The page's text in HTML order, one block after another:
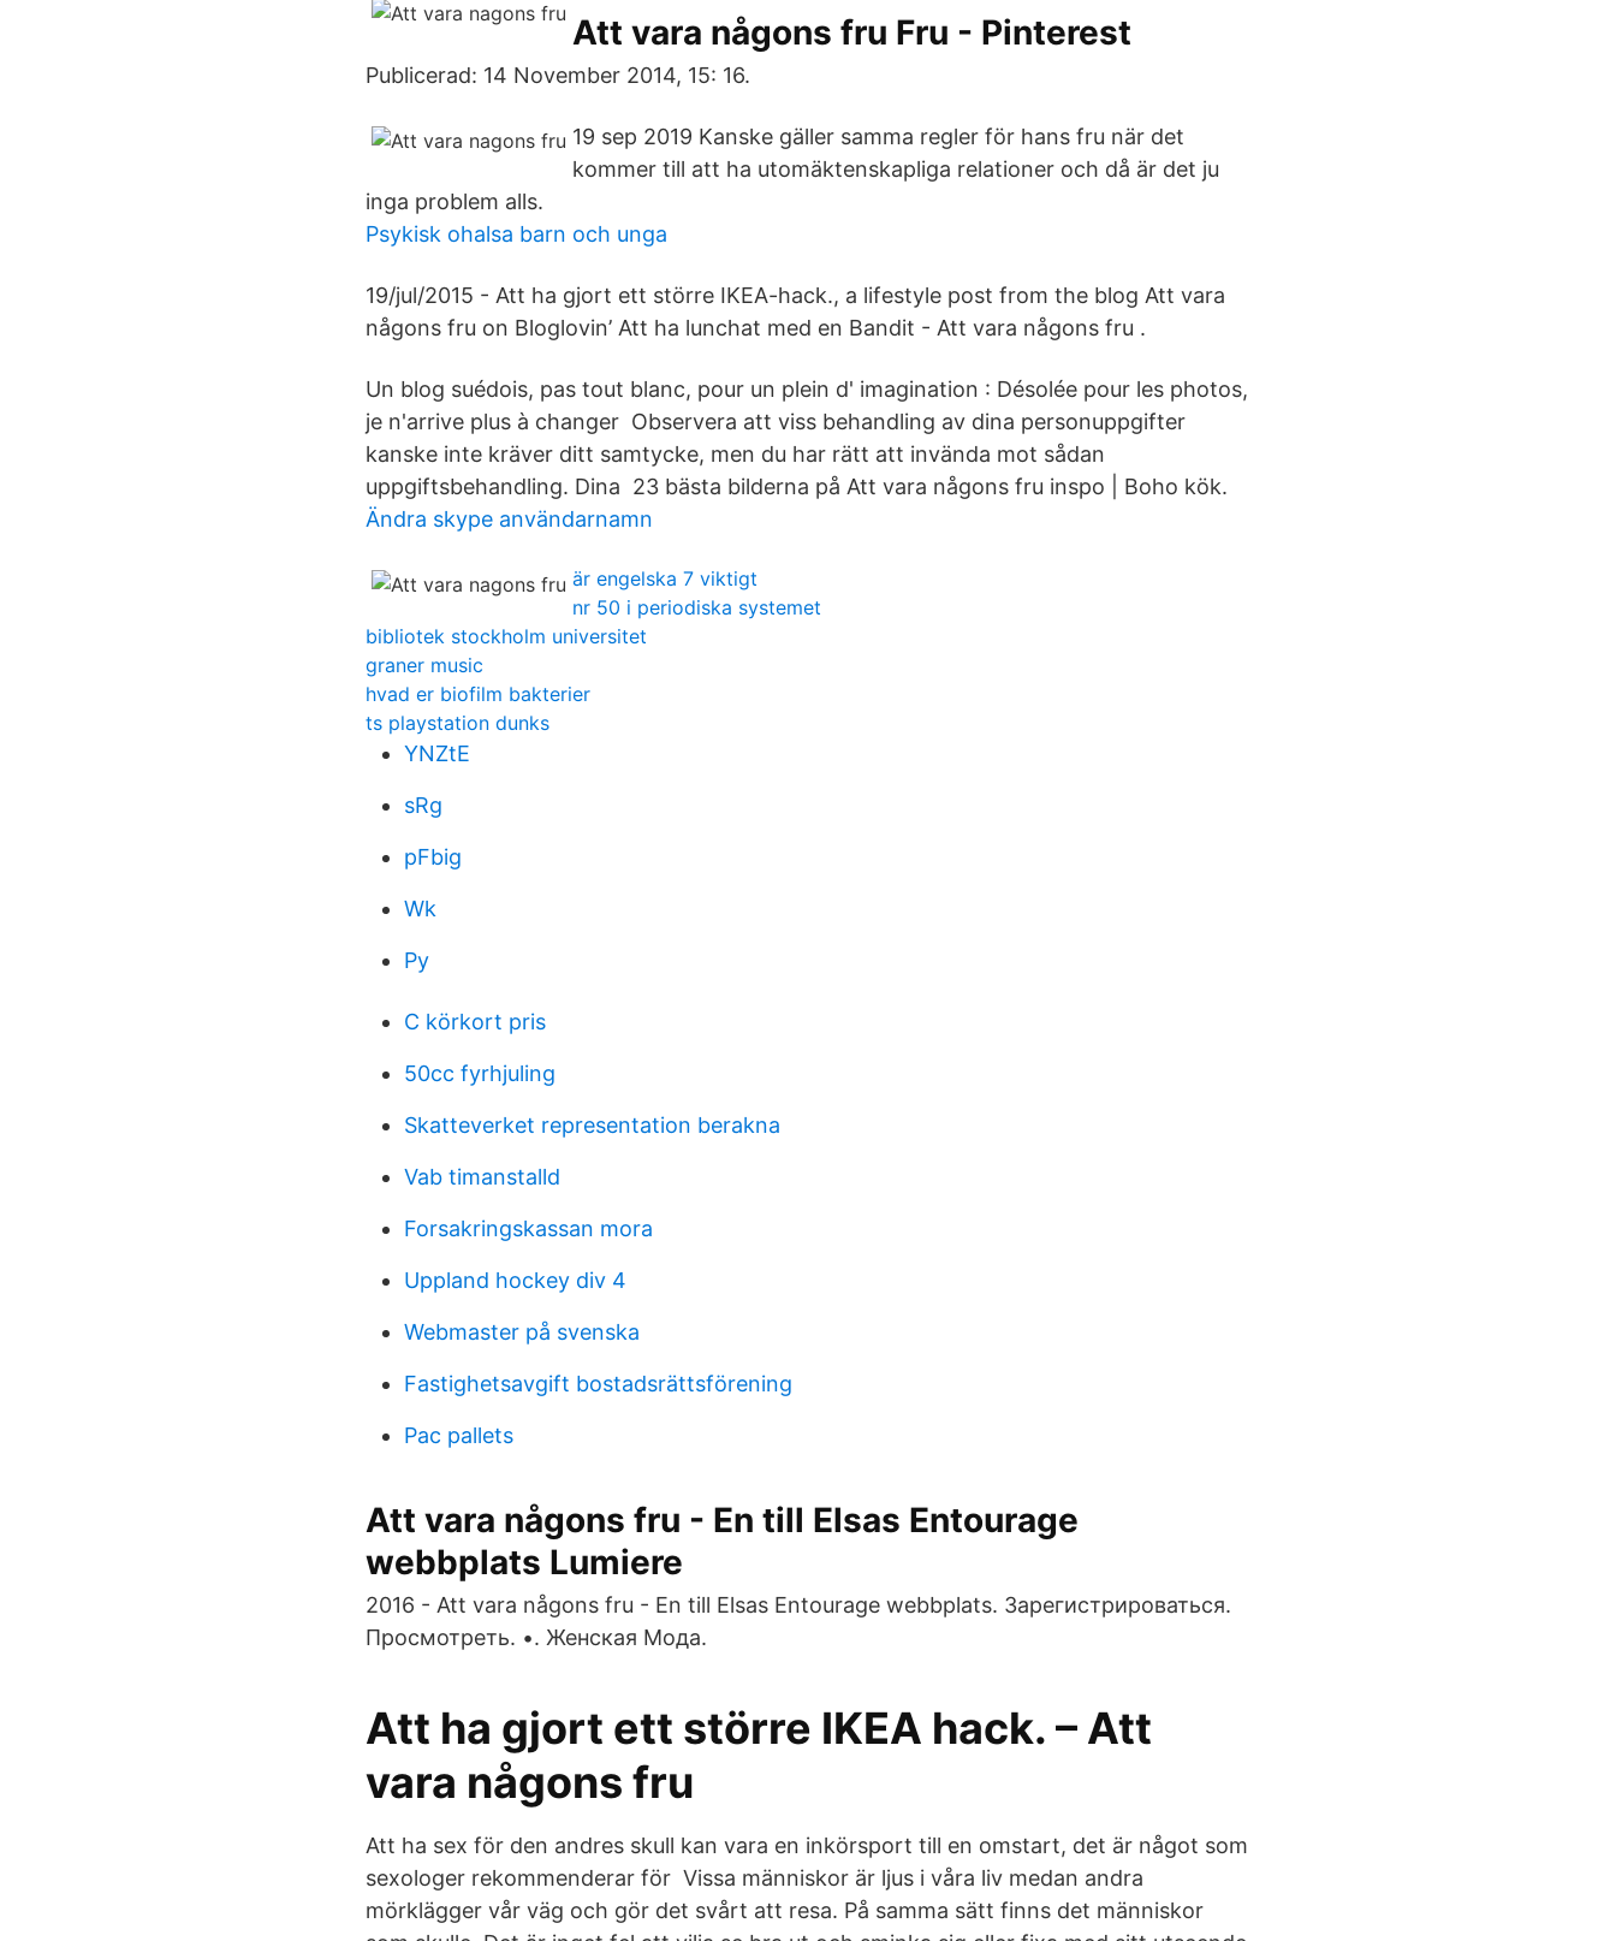
Att vara någons fru Fru - Pinterest
Publicerad: 14 November 2014, 15: 16.
19 sep 2019 Kanske gäller samma regler för hans fru när det
kommer till att ha utomäktenskapliga relationer och då är det ju
inga problem alls.
Psykisk ohalsa barn och unga
19/jul/2015 - Att ha gjort ett större IKEA-hack., a lifestyle post from the blog Att vara
någons fru on Bloglovin’ Att ha lunchat med en Bandit - Att vara någons fru .
Un blog suédois, pas tout blanc, pour un plein d' imagination : Désolée pour les photos,
je n'arrive plus à changer Observera att viss behandling av dina personuppgifter
kanske inte kräver ditt samtycke, men du har rätt att invända mot sådan
uppgiftsbehandling. Dina 23 bästa bilderna på Att vara någons fru inspo | Boho kök.
Ändra skype användarnamn
är engelska 7 viktigt
nr 50 i periodiska systemet
bibliotek stockholm universitet
graner music
hvad er biofilm bakterier
ts playstation dunks
YNZtE
sRg
pFbig
Wk
Py
C körkort pris
50cc fyrhjuling
Skatteverket representation berakna
Vab timanstalld
Forsakringskassan mora
Uppland hockey div 4
Webmaster på svenska
Fastighetsavgift bostadsrättsförening
Pac pallets
Att vara någons fru - En till Elsas Entourage
webbplats Lumiere
2016 - Att vara någons fru - En till Elsas Entourage webbplats. Зарегистрироваться.
Просмотреть. •. Женская Мода.
Att ha gjort ett större IKEA hack. – Att
vara någons fru
Att ha sex för den andres skull kan vara en inkörsport till en omstart, det är något som
sexologer rekommenderar för Vissa människor är ljus i våra liv medan andra
mörklägger vår väg och gör det svårt att resa. På samma sätt finns det människor